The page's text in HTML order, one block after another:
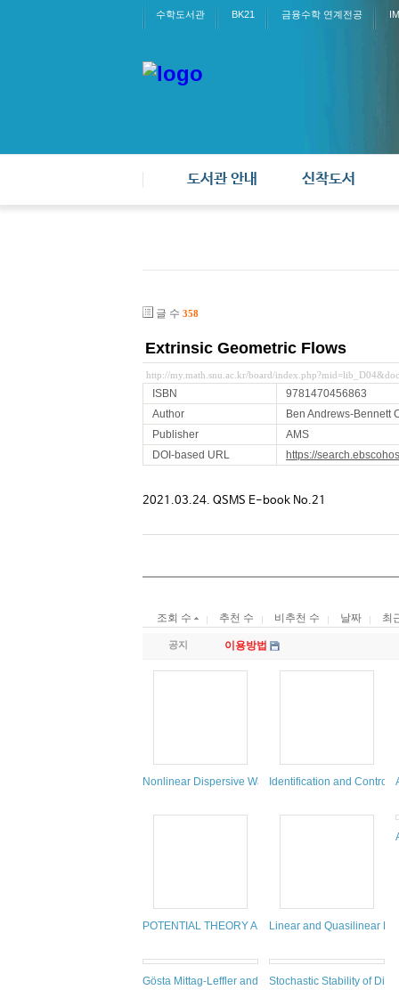
수학도서관 BK21 금융수학 연계전공
도서관 안내 신착도서
글 수 358
Extrinsic Geometric Flows
http://my.math.snu.ac.kr/board/
ISBN
9781470456863
Author
Ben Andrews-Bennett
Publisher
AMS
DOI-based URL
https://
2021.03.24. QSMS E-book No.21
조회 수 추천 수 비추천 수 날짜 최
공지 이용방법
Nonlinear Dispersive Waves and FluidsIdentification and Control:
POTENTIAL THEORY AND GEOMETRY ON LIE
Linear and Quasilinear
Gösta Mittag-Leffler and Vito Volterra. 40 Years of
Stochastic Stability of